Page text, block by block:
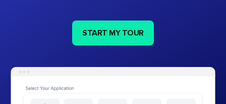
START MY TOUR